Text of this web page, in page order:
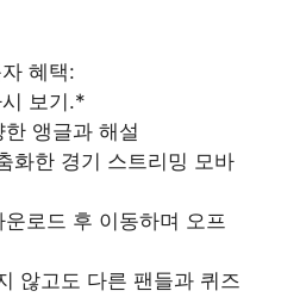
혜택:
보기.*
앵글과 해설
화한 경기 스트리밍 모바
로드 후 이동하며 오프
않고도 다른 팬들과 퀴즈